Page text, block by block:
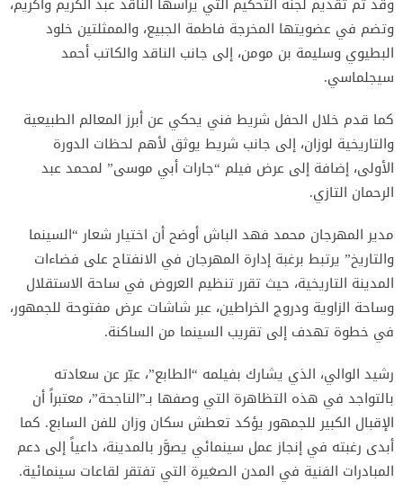
وتضم في عضويتها المخرجة فاطمة الجبيع، والممثلتين خلود
البطيوي وسليمة بن مومن، إلى جانب الناقد والكاتب أحمد
سيجلماسي.
كما قدم خلال الحفل شريط فني يحكي عن أبرز المعالم الطبيعية
والتاريخية لوزان، إلى جانب شريط يوثق لأهم لحظات الدورة
الأولى، إضافة إلى عرض فيلم “جارات أبي موسى” لمحمد عبد
الرحمان التازي.
مدير المهرجان محمد فهد الباش أوضح أن اختيار شعار “السينما
والتاريخ” يرتبط برغبة إدارة المهرجان في الانفتاح على فضاءات
المدينة التاريخية، حيث تقرر تنظيم العروض في ساحة الاستقلال
وساحة الزاوية ودروج الخراطين، عبر شاشات عرض مفتوحة للجمهور،
في خطوة تهدف إلى تقريب السينما من الساكنة.
رشيد الوالي، الذي يشارك بفيلمه “الطابع”، عبّر عن سعادته
بالتواجد في هذه التظاهرة التي وصفها بـ”الناجحة”، معتبراً أن
الإقبال الكبير للجمهور يؤكد تعطش سكان وزان للفن السابع. كما
أبدى رغبته في إنجاز عمل سينمائي يصوَّر بالمدينة، داعياً إلى دعم
المبادرات الفنية في المدن الصغيرة التي تفتقر لقاعات سينمائية.